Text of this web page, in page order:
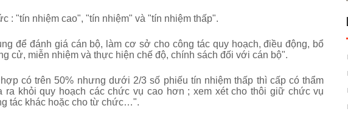
: "tín nhiệm cao", "tín nhiệm" và "tín nhiệm thấp".
để đánh giá cán bộ, làm cơ sở cho công tác quy hoạch, điều động, bổ
cử, miễn nhiệm và thực hiện chế độ, chính sách đối với cán bộ".
có trên 50% nhưng dưới 2/3 số phiếu tín nhiệm thấp thì cấp có thẩm
ra khỏi quy hoạch các chức vụ cao hơn ; xem xét cho thôi giữ chức vụ
tác khác hoặc cho từ chức…".